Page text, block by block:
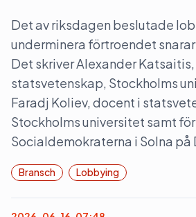
Det av riksdagen beslutade
underminera förtroendet
Det skriver Alexander
statsvetenskap, Stockholms
Faradj Koliev, docent i
Stockholms universitet samt
Socialdemokraterna i Solna på
Bransch Lobbying